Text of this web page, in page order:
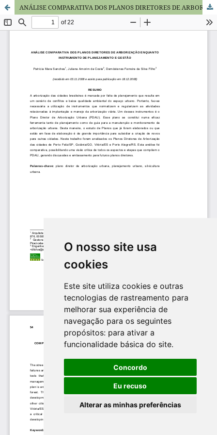
O nosso site usa
cookies
Este site utiliza cookies e outras
tecnologias de rastreamento para
melhorar sua experiência de
navegação para os seguintes
propósitos: para ativar a
funcionalidade básica do site.
Concordo
Eu recuso
Alterar as minhas preferências
ANÁLISE COMPARATIVA DOS PLANOS DIRETORES DE ARBORIZAÇÃO ENQUANTO INSTRUMENTO DE PLANEJAMENTO E GESTÃO